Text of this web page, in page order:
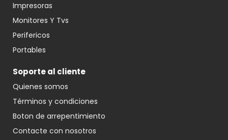
Impresoras
Monitores Y Tvs
Perifericos
Portables
Soporte al cliente
Quienes somos
Términos y condiciones
Boton de arrepentimiento
Contacte con nosotros